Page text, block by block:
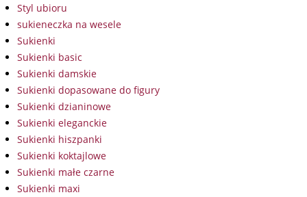
Styl ubioru
sukieneczka na wesele
Sukienki
Sukienki basic
Sukienki damskie
Sukienki dopasowane do figury
Sukienki dzianinowe
Sukienki eleganckie
Sukienki hiszpanki
Sukienki koktajlowe
Sukienki małe czarne
Sukienki maxi